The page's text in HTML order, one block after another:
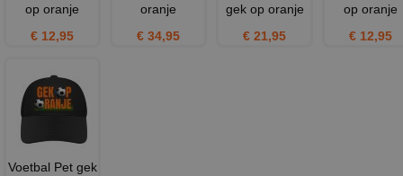
op oranje
€ 12,95
oranje
€ 34,95
gek op oranje
€ 21,95
op oranje
€ 12,95
Voetbal Pet gek